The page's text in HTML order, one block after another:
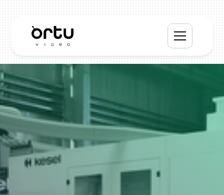
KeselZahnstangen-
und
Profilschleifmaschine